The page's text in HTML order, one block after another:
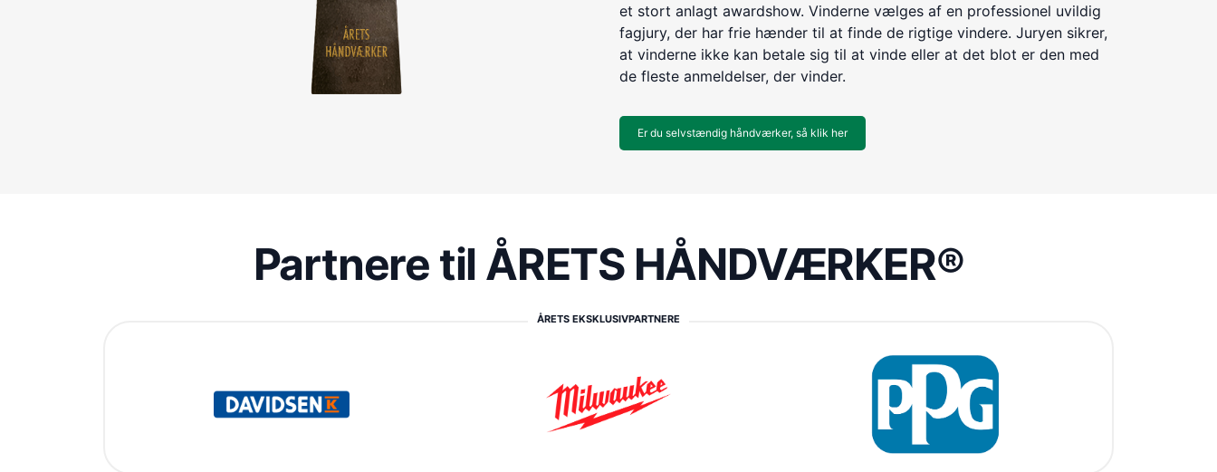
et stort anlagt awardshow. Vinderne vælges af en professionel uvildig
fagjury, der har frie hænder til at finde de rigtige vindere. Juryen sikrer,
at vinderne ikke kan betale sig til at vinde eller at det blot er den med
de fleste anmeldelser, der vinder.
Er du selvstændig håndværker, så klik her
Partnere til ÅRETS HÅNDVÆRKER®
ÅRETS EKSKLUSIVPARTNERE